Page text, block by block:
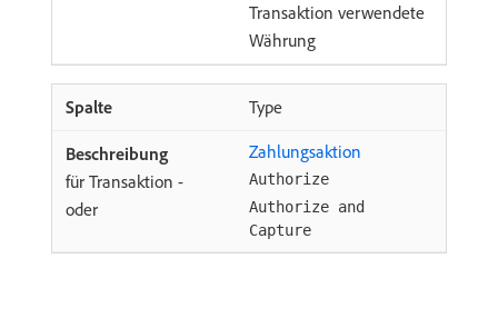
Transaktion verwendete
Währung
Type
Zahlungsaktion
für Transaktion -
Authorize
oder
Authorize and
Capture